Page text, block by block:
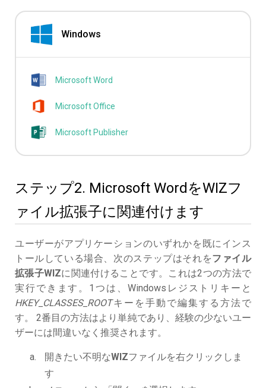
Windows
Microsoft Word
Microsoft Office
Microsoft Publisher
ステップ2. Microsoft WordをWIZフ
ァイル拡張子に関連付けます
ユーザーがアプリケーションのいずれかを既にインス
トールしている場合、次のステップはそれをファイル
拡張子WIZに関連付けることです。これは2つの方法で
実行できます。1つは、Windowsレジストリキーと
HKEY_CLASSES_ROOTキーを手動で編集する方法で
す。 2番目の方法はより単純であり、経験の少ないユー
ザーには間違いなく推奨されます。
開きたい不明なWIZファイルを右クリックしま
す